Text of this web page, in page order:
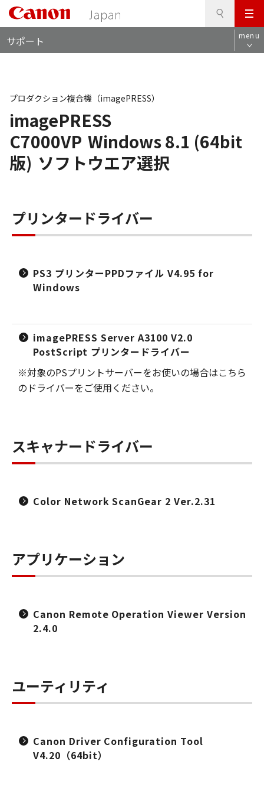
メ
ニ
ュ
サポート menu
imagePRESS
C7000VP Windows 8.1 (64bit
版) ソフトウエア選択
プロダクション複合機（imagePRESS）
プリンタードライバー
PS3 プリンターPPDファイル V4.95 for
Windows
imagePRESS Server A3100 V2.0
PostScript プリンタードライバー
※対象のPSプリントサーバーをお使いの場合はこちら
のドライバーをご使用ください。
スキャナードライバー
Color Network ScanGear 2 Ver.2.31
アプリケーション
Canon Remote Operation Viewer Version
2.4.0
ユーティリティ
Canon Driver Configuration Tool
V4.20（64bit）